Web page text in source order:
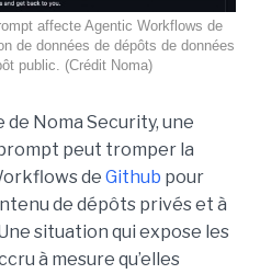
affecte Agentic Workflows de
de données de dépôts de données
public. (Crédit Noma)
Noma Security, une
peut tromper la
de Github pour
de dépôts privés et à
situation qui expose les
à mesure qu’elles